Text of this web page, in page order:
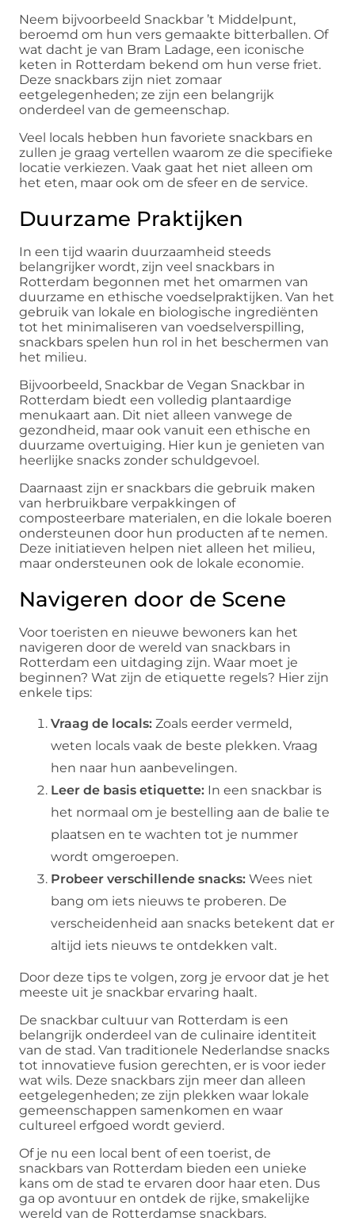
Neem bijvoorbeeld Snackbar ’t Middelpunt,
beroemd om hun vers gemaakte bitterballen. Of
wat dacht je van Bram Ladage, een iconische
keten in Rotterdam bekend om hun verse friet.
Deze snackbars zijn niet zomaar
eetgelegenheden; ze zijn een belangrijk
onderdeel van de gemeenschap.
Veel locals hebben hun favoriete snackbars en
zullen je graag vertellen waarom ze die specifieke
locatie verkiezen. Vaak gaat het niet alleen om
het eten, maar ook om de sfeer en de service.
Duurzame Praktijken
In een tijd waarin duurzaamheid steeds
belangrijker wordt, zijn veel snackbars in
Rotterdam begonnen met het omarmen van
duurzame en ethische voedselpraktijken. Van het
gebruik van lokale en biologische ingrediënten
tot het minimaliseren van voedselverspilling,
snackbars spelen hun rol in het beschermen van
het milieu.
Bijvoorbeeld, Snackbar de Vegan Snackbar in
Rotterdam biedt een volledig plantaardige
menukaart aan. Dit niet alleen vanwege de
gezondheid, maar ook vanuit een ethische en
duurzame overtuiging. Hier kun je genieten van
heerlijke snacks zonder schuldgevoel.
Daarnaast zijn er snackbars die gebruik maken
van herbruikbare verpakkingen of
composteerbare materialen, en die lokale boeren
ondersteunen door hun producten af te nemen.
Deze initiatieven helpen niet alleen het milieu,
maar ondersteunen ook de lokale economie.
Navigeren door de Scene
Voor toeristen en nieuwe bewoners kan het
navigeren door de wereld van snackbars in
Rotterdam een uitdaging zijn. Waar moet je
beginnen? Wat zijn de etiquette regels? Hier zijn
enkele tips:
Vraag de locals: Zoals eerder vermeld,
weten locals vaak de beste plekken. Vraag
hen naar hun aanbevelingen.
Leer de basis etiquette: In een snackbar is
het normaal om je bestelling aan de balie te
plaatsen en te wachten tot je nummer
wordt omgeroepen.
Probeer verschillende snacks: Wees niet
bang om iets nieuws te proberen. De
verscheidenheid aan snacks betekent dat er
altijd iets nieuws te ontdekken valt.
Door deze tips te volgen, zorg je ervoor dat je het
meeste uit je snackbar ervaring haalt.
De snackbar cultuur van Rotterdam is een
belangrijk onderdeel van de culinaire identiteit
van de stad. Van traditionele Nederlandse snacks
tot innovatieve fusion gerechten, er is voor ieder
wat wils. Deze snackbars zijn meer dan alleen
eetgelegenheden; ze zijn plekken waar lokale
gemeenschappen samenkomen en waar
cultureel erfgoed wordt gevierd.
Of je nu een local bent of een toerist, de
snackbars van Rotterdam bieden een unieke
kans om de stad te ervaren door haar eten. Dus
ga op avontuur en ontdek de rijke, smakelijke
wereld van de Rotterdamse snackbars.